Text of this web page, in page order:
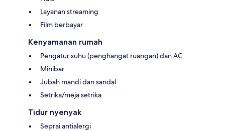
Layanan streaming
Film berbayar
Kenyamanan rumah
Pengatur suhu (penghangat ruangan) dan AC
Minibar
Jubah mandi dan sandal
Setrika/meja setrika
Tidur nyenyak
Seprai antialergi